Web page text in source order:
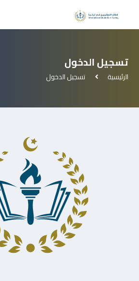
تسجيل الدخول
الرئيسية تسجيل الدخول